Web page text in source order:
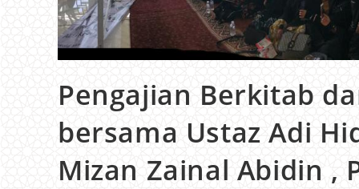
Pengajian Berkitab
bersama Ustaz Adi
Mizan Zainal Abidin ,